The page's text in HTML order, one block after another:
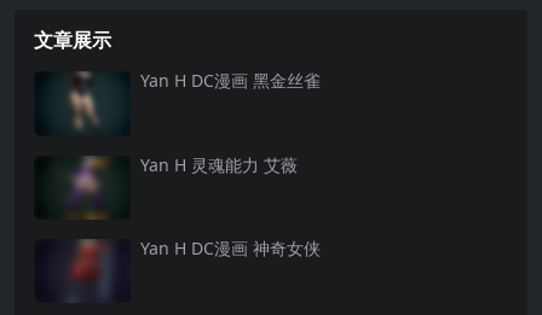
文章展示
Yan H DC漫画 黑金丝雀
Yan H 灵魂能力 艾薇
Yan H DC漫画 神奇女侠